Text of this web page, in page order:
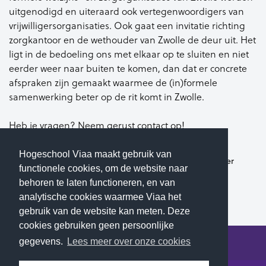
Hogeschool Viaa maakt gebruik van
functionele cookies, om de website naar
behoren te laten functioneren, en van
analytische cookies waarmee Viaa het
gebruik van de website kan meten. Deze
cookies gebruiken geen persoonlijke
gegevens.
Lees meer over onze cookies
uitgenodigd en uiteraard ook vertegenwoordigers van
vrijwilligersorganisaties. Ook gaat een invitatie richting
zorgkantoor en de wethouder van Zwolle de deur uit. Het
ligt in de bedoeling ons met elkaar op te sluiten en niet
eerder weer naar buiten te komen, dan dat er concrete
afspraken zijn gemaakt waarmee de (in)formele
samenwerking beter op de rit komt in Zwolle.
Heb je vragen? Neem gerust contact op!
Dr. Marco Algera(Docent-onderzoeker
Lectoraat CvSv)
E-mail:m.algera@viaa.nl